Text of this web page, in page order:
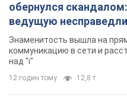
обернулся
ведущую
Знаменитость вышла на
коммуникацию в сети и
над "i"
12 годин тому 12,8 т.